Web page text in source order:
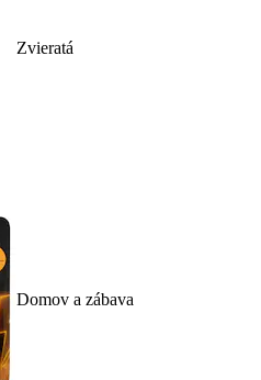
Zvieratá
Domov a zábava